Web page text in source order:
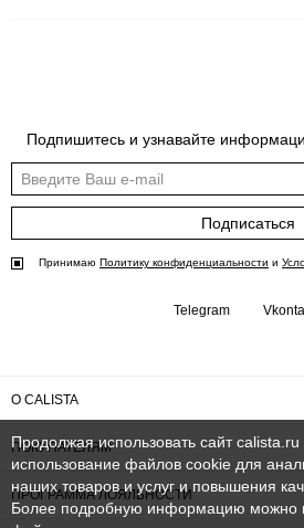
Подпишитесь и узнавайте
Подписаться
Принимаю Политику конфиденциальности и
Telegram
О CALISTA
ПОКУПАТЕЛЯМ
ПРОГРАММА ЛОЯЛЬНОСТИ
Продолжая использовать сайт
использование файлов cookie для
наших товаров и услуг и повышения
Более подробную информацию можно